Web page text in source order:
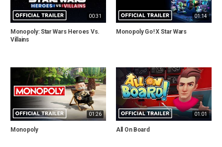
00:31
Monopoly: Star Wars Heroes Vs.
Villains
01:14
Monopoly Go! X Star Wars
01:26
Monopoly
01:01
All On Board